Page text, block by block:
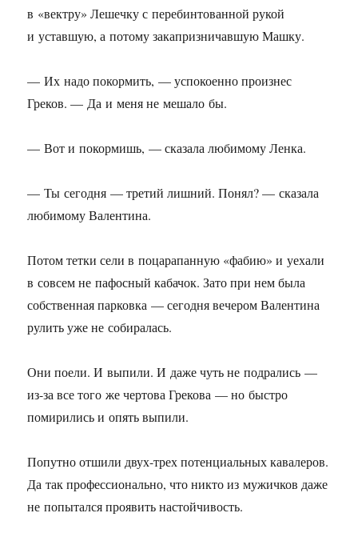
в «вектру» Лешечку с перебинтованной рукой
и уставшую, а потому закапризничавшую Машку.
— Их надо покормить, — успокоенно произнес
Греков. — Да и меня не мешало бы.
— Вот и покормишь, — сказала любимому Ленка.
— Ты сегодня — третий лишний. Понял? — сказала
любимому Валентина.
Потом тетки сели в поцарапанную «фабию» и уехали
в совсем не пафосный кабачок. Зато при нем была
собственная парковка — сегодня вечером Валентина
рулить уже не собиралась.
Они поели. И выпили. И даже чуть не подрались —
из-за все того же чертова Грекова — но быстро
помирились и опять выпили.
Попутно отшили двух-трех потенциальных кавалеров.
Да так профессионально, что никто из мужичков даже
не попытался проявить настойчивость.